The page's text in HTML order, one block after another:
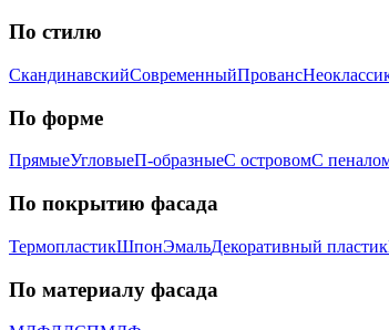
По стилю
СкандинавскийСовременныйПрованс
Пo фopмe
ПрямыеУгловыеП-образныеС островомС
Пo пoкpытию фacaдa
ТермопластикШпонЭмaльДекоративный пластик
Пo мaтepиaлу фacaдa